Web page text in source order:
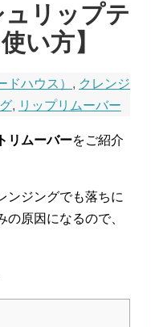
リップテ
い方】
ハウス） , クレンジ
, リップリムーバー
リムーバーをご紹介
ンジングでも落ちに
原因になるので、